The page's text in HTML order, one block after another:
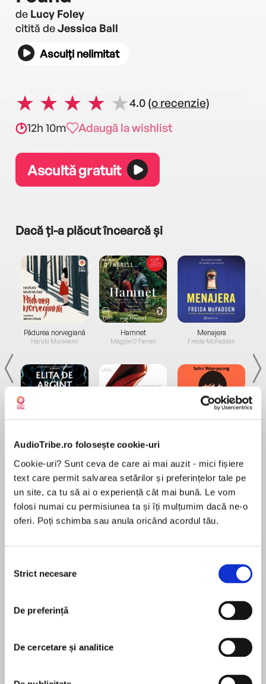
AudioTribe.ro folosește cookie-uri
Cookie-uri? Sunt ceva de care ai mai auzit - mici fișiere
text care permit salvarea setărilor și preferințelor tale pe
un site, ca tu să ai o experiență cât mai bună. Le vom
folosi numai cu permisiunea ta și îți mulțumim dacă ne-o
oferi. Poți schimba sau anula oricând acordul tău.
consimțământului
Strict necesare
De preferință
De cercetare și analitice
de Lucy Foley
citită deJessica Ball
Asculți nelimitat
4.0 (o recenzie)
12h 10m
Adaugă la wishlist
Ascultă gratuit
Dacă ți-a plăcut încearcă și
Pădurea norvegiană
Haruki Murakami
Elita de Argint (Elita
de...
Dani Francis
Hamnet
Maggie O'Farrell
Diavolul se îmbracă de
la...
Lauren Weisberger
Menajera
Freida McFadden
Desprecarte
are like that.
HERTFORDSHIRE, 1928
The paths of Tom and Alice collide against a
haze of youthful, carefree exuberance. And so
MAI MULT
pentru această carte